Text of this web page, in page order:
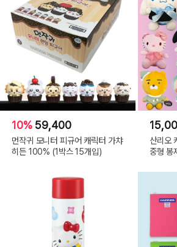
10% 59,400
먼작귀 모니터 피규어 캐릭터 가챠
히든 100% (1박스 15개입)
산리오
중형 봉